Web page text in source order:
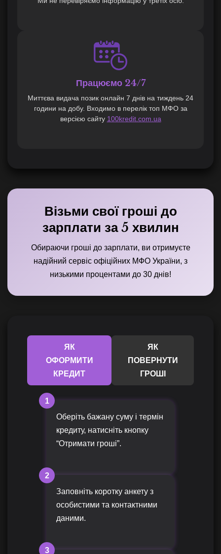
Працюємо 24/7
Миттєва видача позик онлайн 7 днів на тиждень 24
години на добу. Входимо в перелік топ МФО за
версією сайту 100kredit.com.ua
Візьми свої гроші до
зарплати за 5 хвилин
Обираючи гроші до зарплати, ви отримуєте
надійний сервіс офіційних МФО України, з
низькими процентами до 30 днів!
ЯК
ОФОРМИТИ
КРЕДИТ
ЯК
ПОВЕРНУТИ
ГРОШІ
1
Оберіть бажану суму і термін
кредиту, натисніть кнопку
“Отримати гроші”.
2
Заповніть коротку анкету з
особистими та контактними
даними.
3